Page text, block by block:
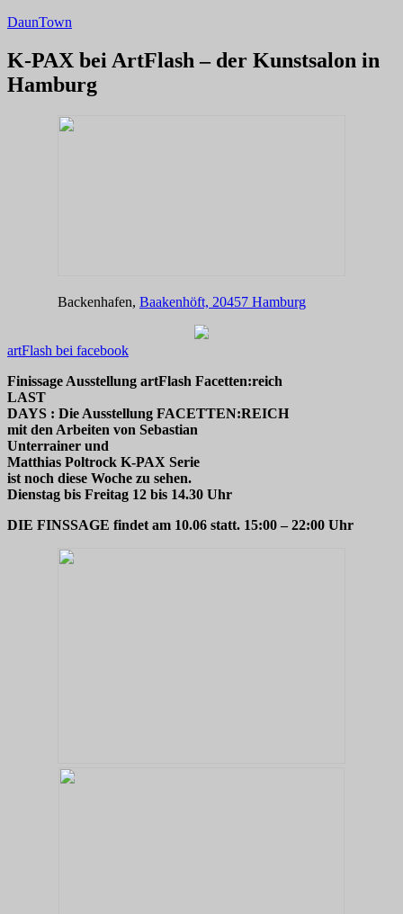
Zum
springen
DaunTown
K-PAX bei ArtFlash – der Kunstsalon in
Hamburg
Backenhafen, Baakenhöft, 20457 Hamburg
artFlash bei facebook
Finissage Ausstellung artFlash Facetten:reich
LAST
DAYS : Die Ausstellung FACETTEN:REICH
mit den Arbeiten von Sebastian
Unterrainer und
Matthias Poltrock K-PAX Serie
ist noch diese Woche zu sehen.
Dienstag bis Freitag 12 bis 14.30 Uhr
DIE FINSSAGE findet am 10.06 statt. 15:00 – 22:00 Uhr